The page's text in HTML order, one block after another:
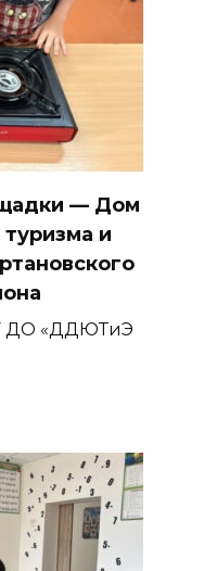
— Дом
и
ДО «ДДЮТиЭ